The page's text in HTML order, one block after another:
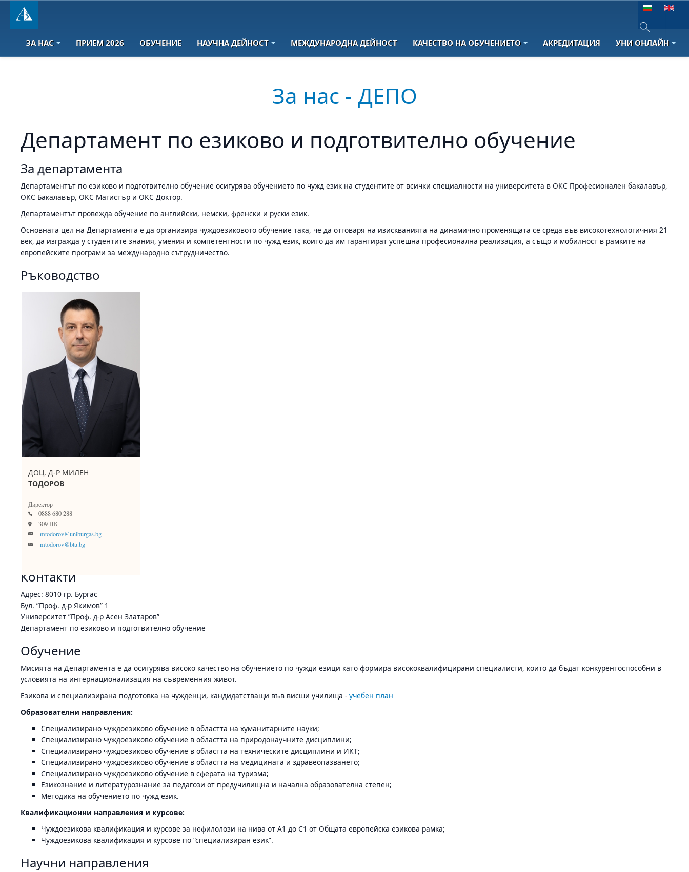
Изберете език
Type 2 or
ЗА НАС ПРИЕМ 2026 ОБУЧЕНИЕ НАУЧНА ДЕЙНОСТ МЕЖДУНАРОДНА ДЕЙНОСТ КАЧЕСТВО НА ОБУЧЕНИЕТО АКРЕДИТАЦИЯ УНИ ОНЛАЙН
За нас - ДЕПО
Департамент по езиково и подготвително обучение
За департамента
Департаментът по езиково и подготвително обучение осигурява обучението по чужд език на студентите от всички специалности на университета в ОКС Професионален бакалавър,
ОКС Бакалавър, ОКС Магистър и ОКС Доктор.
Департаментът провежда обучение по английски, немски, френски и руски език.
Основната цел на Департамента е да организира чуждоезиковото обучение така, че да отговаря на изискванията на динамично променящата се среда във високотехнологичния 21
век, да изгражда у студентите знания, умения и компетентности по чужд език, които да им гарантират успешна професионална реализация, а също и мобилност в рамките на
европейските програми за международно сътрудничество.
Ръководство
ДОЦ. Д-Р МИЛЕН
ТОДОРОВ
Директор
0888 680 288
309 НК
mtodorov@uniburgas.bg
mtodorov@btu.bg
Контакти
Адрес: 8010 гр. Бургас
Бул. ”Проф. д-р Якимов” 1
Университет ”Проф. д-р Асен Златаров”
Департамент по езиково и подготвително обучение
Обучение
Мисията на Департамента е да осигурява високо качество на обучението по чужди езици като формира висококвалифицирани специалисти, които да бъдат конкурентоспособни в
условията на интернационализация на съвременния живот.
Езикова и специализирана подготовка на чужденци, кандидатстващи във висши училища -учебен план
Образователни направления:
Специализирано чуждоезиково обучение в областта на хуманитарните науки;
Специализирано чуждоезиково обучение в областта на природонаучните дисциплини;
Специализирано чуждоезиково обучение в областта на техническите дисциплини и ИКТ;
Специализирано чуждоезиково обучение в областта на медицината и здравеопазването;
Специализирано чуждоезиково обучение в сферата на туризма;
Езикознание и литературознание за педагози от предучилищна и начална образователна степен;
Методика на обучението по чужд език.
Квалификационни направления и курсове:
Чуждоезикова квалификация и курсове за нефилолози на нива от А1 до С1 от Общата европейска езикова рамка;
Чуждоезикова квалификация и курсове по “специализиран език”.
Научни направления